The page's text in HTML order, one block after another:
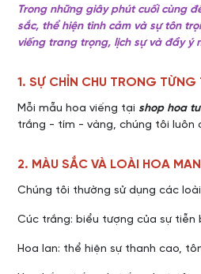
Trong những giây phút cuối cùng
sắc, thể hiện tình cảm và sự tôn
viếng trang trọng, lịch sự và đầy ý
1. SỰ CHỈN CHU TRONG TỪNG
Mỗi mẫu hoa viếng tại shop hoa
trắng - tím - vàng, chúng tôi luôn
2. MÀU SẮC VÀ LOÀI HOA
Chúng tôi thường sử dụng các
Cúc trắng: biểu tượng của sự tiễn
Hoa lan: thể hiện sự thanh cao,